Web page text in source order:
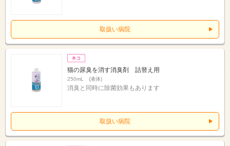
取扱い病院
猫の尿臭を消す消臭剤 詰替え用
250mL (液体)
消臭と同時に除菌効果もあります
取扱い病院